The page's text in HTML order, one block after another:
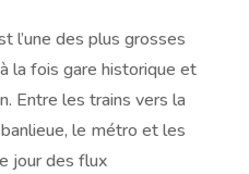
l’une des plus grosses
la fois gare historique et
Entre les trains vers la
le métro et les
jour des flux